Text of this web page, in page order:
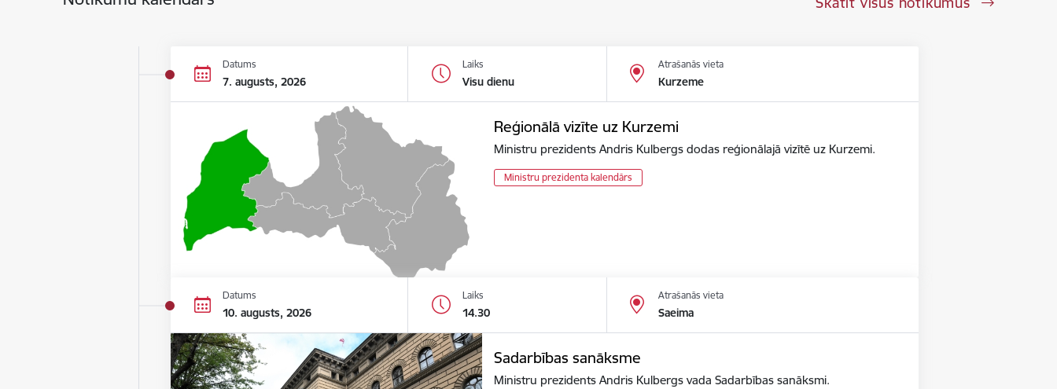
Datums
7. augusts, 2026
Laiks
Visu dienu
Atrašanās vieta
Kurzeme
Reģionālā vizīte uz Kurzemi
Ministru prezidents Andris Kulbergs dodas reģionālajā vizītē uz Kurzemi.
Ministru prezidenta kalendārs
Datums
10. augusts, 2026
Laiks
14.30
Atrašanās vieta
Saeima
Sadarbības sanāksme
Ministru prezidents Andris Kulbergs vada Sadarbības sanāksmi.